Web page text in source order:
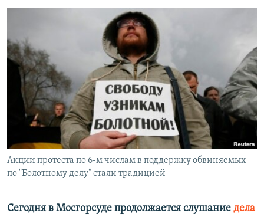
СИБИРЬ.РЕАЛИИ
РАСПИСАНИЕ ВЕЩАНИЯ
ПОДПИШИТЕСЬ НА РАССЫЛКУ
СОЦИАЛЬНЫЕ СЕТИ
Акции протеста по 6-м числам в поддержку обвиняемых
по "Болотному делу" стали традицией
Сегодня в Мосгорсуде продолжается слушание дела